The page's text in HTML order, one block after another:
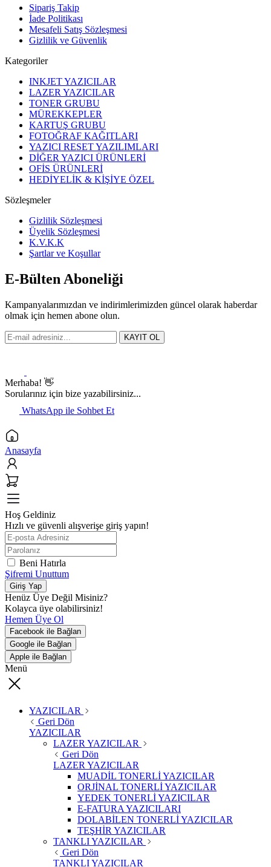
Sipariş Takip
İade Politikası
Mesafeli Satış Sözleşmesi
Gizlilik ve Güvenlik
Kategoriler
INKJET YAZICILAR
LAZER YAZICILAR
TONER GRUBU
MÜREKKEPLER
KARTUŞ GRUBU
FOTOĞRAF KAĞITLARI
YAZICI RESET YAZILIMLARI
DİĞER YAZICI ÜRÜNLERİ
OFİS ÜRÜNLERİ
HEDİYELİK & KİŞİYE ÖZEL
Sözleşmeler
Gizlilik Sözleşmesi
Üyelik Sözleşmesi
K.V.K.K
Şartlar ve Koşullar
E-Bülten Aboneliği
Kampanyalarımızdan ve indirimlerimizden güncel olarak haberdar
olmak için hemen abone olun.
KAYIT OL
Merhaba! 👋
Sorularınız için bize yazabilirsiniz...
WhatsApp ile Sohbet Et
Anasayfa
Hoş Geldiniz
Hızlı ve güvenli alışverişe giriş yapın!
Beni Hatırla
Şifremi Unuttum
Giriş Yap
Henüz Üye Değil Misiniz?
Kolayca üye olabilirsiniz!
Hemen Üye Ol
Facebook ile Bağlan
Google ile Bağlan
Apple ile Bağlan
Menü
YAZICILAR
Geri Dön
YAZICILAR
LAZER YAZICILAR
Geri Dön
LAZER YAZICILAR
MUADİL TONERLİ YAZICILAR
ORJİNAL TONERLİ YAZICILAR
YEDEK TONERLİ YAZICILAR
E-FATURA YAZICILARI
DOLABİLEN TONERLİ YAZICILAR
TEŞHİR YAZICILAR
TANKLI YAZICILAR
Geri Dön
TANKLI YAZICILAR